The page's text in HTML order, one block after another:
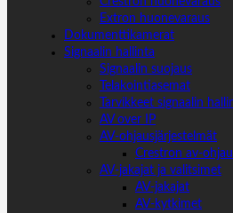
Extron huonevaraus
Dokumenttikamerat
Signaalin hallinta
Signaalin suojaus
Telakointiasemat
Tarvikkeet signaalin
AV over IP
AV-ohjausjärjestelmät
Crestron av-
AV-jakajat ja valitsimet
AV-jakajat
AV-kytkimet